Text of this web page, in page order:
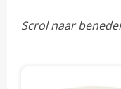
Scrol naar